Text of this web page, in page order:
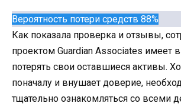
Вероятность потери средств 88%
Как показала проверка и отзывы,
проектом Guardian Associates имеет
потерять свои оставшиеся активы.
поначалу и внушает доверие,
тщательно ознакомляться со всеми